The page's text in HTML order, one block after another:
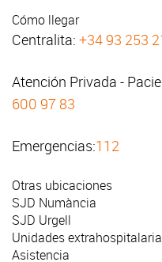
Cómo llegar
Centralita: +34 93 253
Atención Privada -
600 97 83
Emergencias:112
Otras ubicaciones
SJD Numància
SJD Urgell
Unidades
Asistencia